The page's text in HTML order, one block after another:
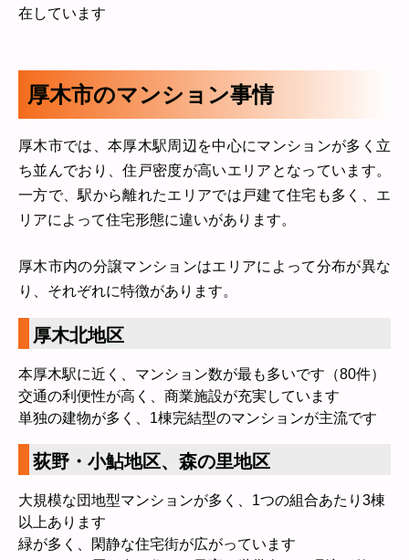
在しています
厚木市のマンション事情
厚木市では、本厚木駅周辺を中心にマンションが多く立
ち並んでおり、住戸密度が高いエリアとなっています。
一方で、駅から離れたエリアでは戸建て住宅も多く、エ
リアによって住宅形態に違いがあります。
厚木市内の分譲マンションはエリアによって分布が異な
り、それぞれに特徴があります。
厚木北地区
本厚木駅に近く、マンション数が最も多いです（80件）
交通の利便性が高く、商業施設が充実しています
単独の建物が多く、1棟完結型のマンションが主流です
荻野・小鮎地区、森の里地区
大規模な団地型マンションが多く、1つの組合あたり3棟
以上あります
緑が多く、閑静な住宅街が広がっています